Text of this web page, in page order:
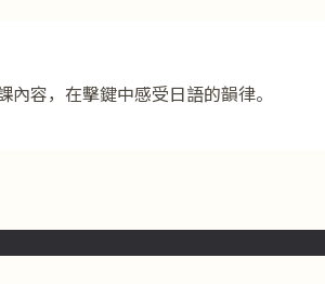
內容，在擊鍵中感受日語的韻律。